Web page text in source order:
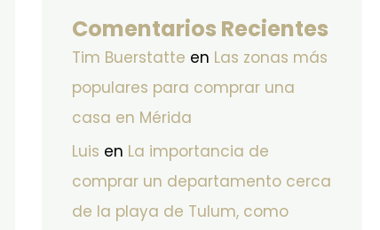
Comentarios Recientes
Tim Buerstatte en Las zonas más
populares para comprar una
casa en Mérida
Luis en La importancia de
comprar un departamento cerca
de la playa de Tulum, como